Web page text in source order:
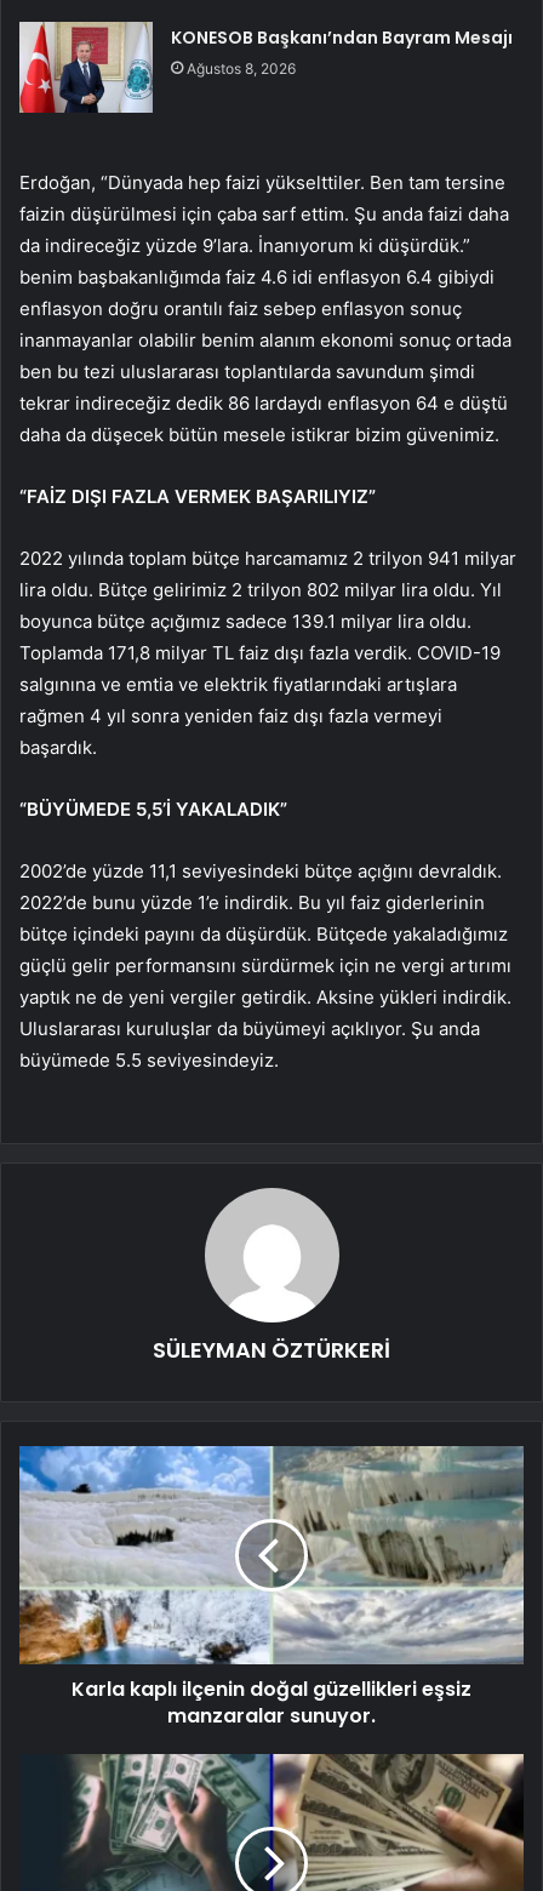
KONESOB Başkanı’ndan Bayram Mesajı
Ağustos 8, 2026
Erdoğan, “Dünyada hep faizi yükselttiler. Ben tam tersine
faizin düşürülmesi için çaba sarf ettim. Şu anda faizi daha
da indireceğiz yüzde 9’lara. İnanıyorum ki düşürdük.”
benim başbakanlığımda faiz 4.6 idi enflasyon 6.4 gibiydi
enflasyon doğru orantılı faiz sebep enflasyon sonuç
inanmayanlar olabilir benim alanım ekonomi sonuç ortada
ben bu tezi uluslararası toplantılarda savundum şimdi
tekrar indireceğiz dedik 86 lardaydı enflasyon 64 e düştü
daha da düşecek bütün mesele istikrar bizim güvenimiz.
“FAİZ DIŞI FAZLA VERMEK BAŞARILIYIZ”
2022 yılında toplam bütçe harcamamız 2 trilyon 941 milyar
lira oldu. Bütçe gelirimiz 2 trilyon 802 milyar lira oldu. Yıl
boyunca bütçe açığımız sadece 139.1 milyar lira oldu.
Toplamda 171,8 milyar TL faiz dışı fazla verdik. COVID-19
salgınına ve emtia ve elektrik fiyatlarındaki artışlara
rağmen 4 yıl sonra yeniden faiz dışı fazla vermeyi
başardık.
“BÜYÜMEDE 5,5’İ YAKALADIK”
2002’de yüzde 11,1 seviyesindeki bütçe açığını devraldık.
2022’de bunu yüzde 1’e indirdik. Bu yıl faiz giderlerinin
bütçe içindeki payını da düşürdük. Bütçede yakaladığımız
güçlü gelir performansını sürdürmek için ne vergi artırımı
yaptık ne de yeni vergiler getirdik. Aksine yükleri indirdik.
Uluslararası kuruluşlar da büyümeyi açıklıyor. Şu anda
büyümede 5.5 seviyesindeyiz.
SÜLEYMAN ÖZTÜRKERİ
Karla kaplı ilçenin doğal güzellikleri eşsiz
manzaralar sunuyor.